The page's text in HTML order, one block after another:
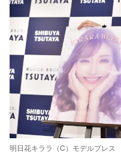
明日花キララ（C）モデルプレス